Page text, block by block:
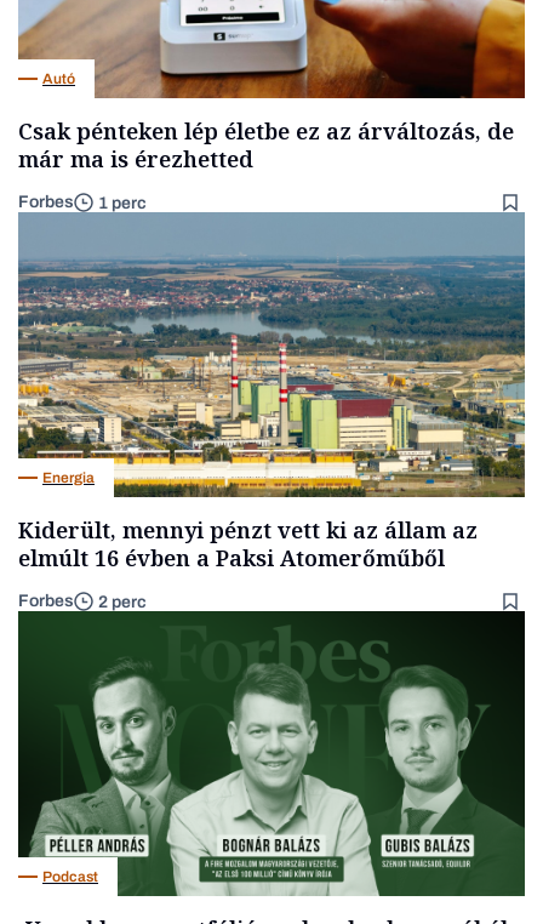
Autó
Csak pénteken lép életbe ez az árváltozás, de
már ma is érezhetted
Forbes 1 perc
Energia
Kiderült, mennyi pénzt vett ki az állam az
elmúlt 16 évben a Paksi Atomerőműből
Forbes 2 perc
Podcast